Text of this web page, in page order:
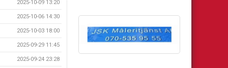
2025-10-09 13:20
2025-10-06 14:30
2025-10-03 18:00
2025-09-29 11:45
2025-09-24 23:28